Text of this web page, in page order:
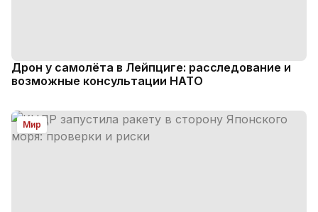
Дрон у самолёта в Лейпциге: расследование и
возможные консультации НАТО
Мир